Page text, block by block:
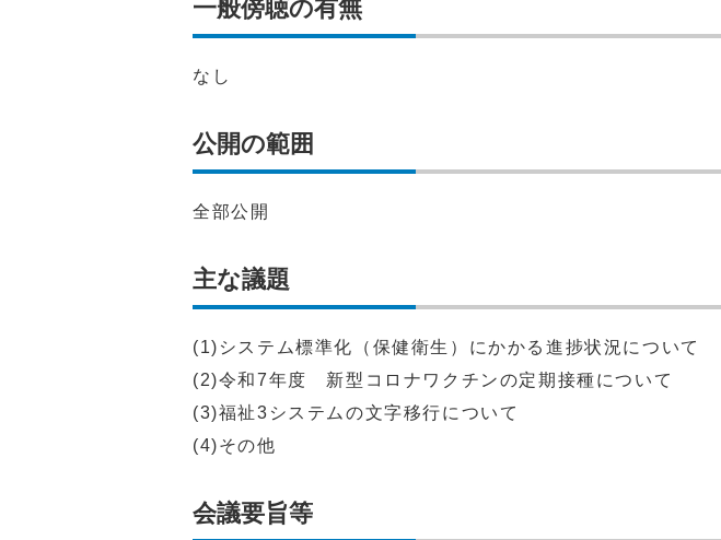
一般傍聴の有無
なし
公開の範囲
全部公開
主な議題
(1)システム標準化（保健衛生）にかかる進捗状況について
(2)令和7年度 新型コロナワクチンの定期接種について
(3)福祉3システムの文字移行について
(4)その他
会議要旨等